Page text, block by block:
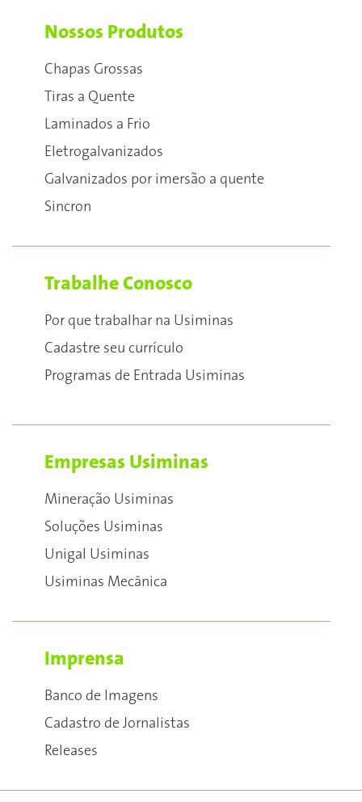
Nossos Produtos
Chapas Grossas
Tiras a Quente
Laminados a Frio
Eletrogalvanizados
Galvanizados por imersão a quente
Sincron
Trabalhe Conosco
Por que trabalhar na Usiminas
Cadastre seu currículo
Programas de Entrada Usiminas
Empresas Usiminas
Mineração Usiminas
Soluções Usiminas
Unigal Usiminas
Usiminas Mecânica
Imprensa
Banco de Imagens
Cadastro de Jornalistas
Releases